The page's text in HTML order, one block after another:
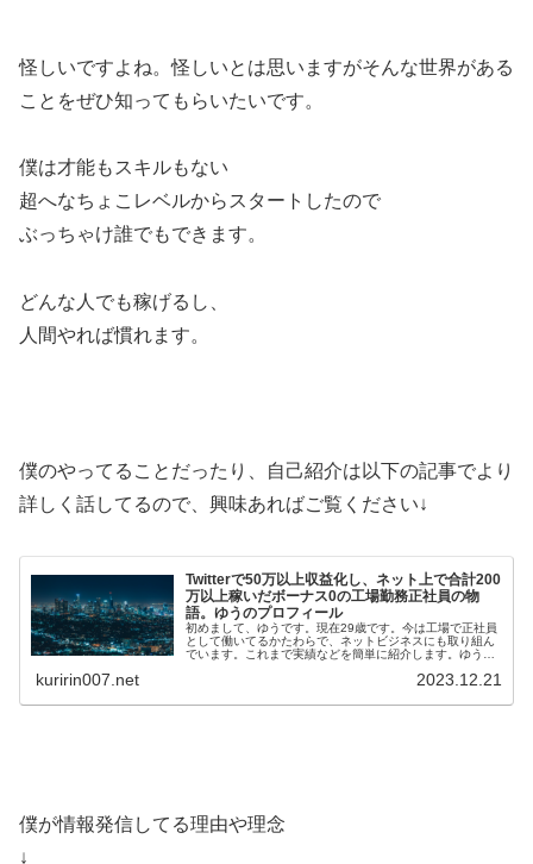
怪しいですよね。怪しいとは思いますがそんな世界がある
ことをぜひ知ってもらいたいです。
僕は才能もスキルもない
超へなちょこレベルからスタートしたので
ぶっちゃけ誰でもできます。
どんな人でも稼げるし、
人間やれば慣れます。
僕のやってることだったり、自己紹介は以下の記事でより
詳しく話してるので、興味あればご覧ください↓
Twitterで50万以上収益化し、ネット上で合計200
万以上稼いだボーナス0の工場勤務正社員の物
語。ゆうのプロフィール
初めまして、ゆうです。現在29歳です。今は工場で正社員
として働いてるかたわらで、ネットビジネスにも取り組ん
でいます。これまで実績などを簡単に紹介します。ゆうの
kuririn007.net 2023.12.21
僕が情報発信してる理由や理念
↓